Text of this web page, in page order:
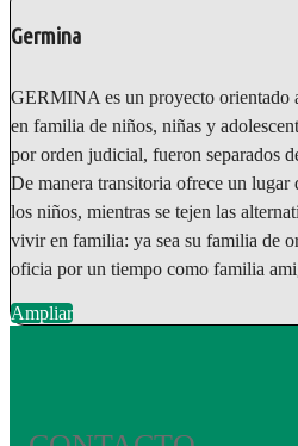
Germina
GERMINA es un proyecto orientado
en familia de niños, niñas y
por orden judicial, fueron separados
De manera transitoria ofrece un lugar
los niños, mientras se tejen las
vivir en familia: ya sea su familia de
oficia por un tiempo como familia
Ampliar